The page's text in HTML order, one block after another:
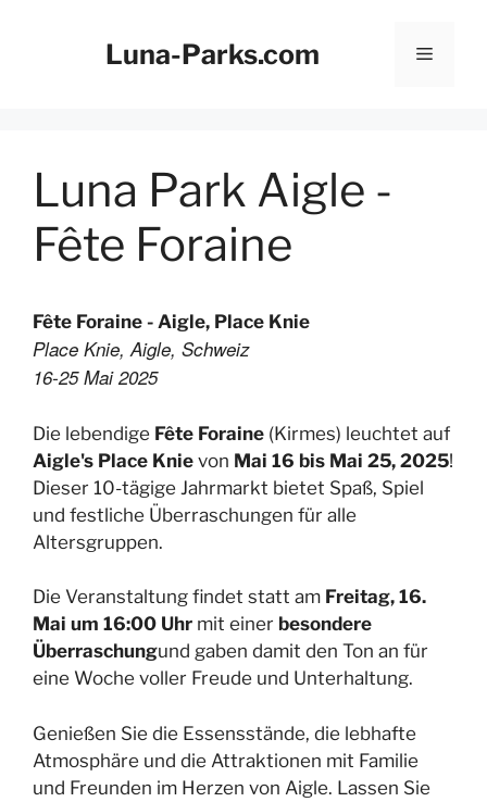
Luna-Parks.com Menü
Luna Park Aigle -
Fête Foraine
Fête Foraine - Aigle, Place Knie
Place Knie, Aigle, Schweiz
16-25 Mai 2025
Die lebendige Fête Foraine (Kirmes) leuchtet auf
Aigle's Place Knie von Mai 16 bis Mai 25, 2025!
Dieser 10-tägige Jahrmarkt bietet Spaß, Spiel
und festliche Überraschungen für alle
Altersgruppen.
Die Veranstaltung findet statt am Freitag, 16.
Mai um 16:00 Uhr mit einer besondere
Überraschungund gaben damit den Ton an für
eine Woche voller Freude und Unterhaltung.
Genießen Sie die Essensstände, die lebhafte
Atmosphäre und die Attraktionen mit Familie
und Freunden im Herzen von Aigle. Lassen Sie